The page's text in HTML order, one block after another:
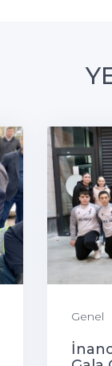
Genel